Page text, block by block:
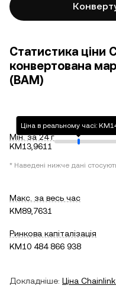
Статистика ціни
конвертована
(BAM)
Мін. за 24 г
KM13,9611
Ціна в реальному часі:
* Наведені нижче дані
Макс. за весь час
KM89,7631
Ринкова капіталізація
KM10 484 866 938
Докладніше: Ціна Chainlink